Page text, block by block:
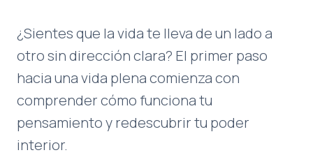
¿Sientes que la vida te lleva de un lado a
otro sin dirección clara? El primer paso
hacia una vida plena comienza con
comprender cómo funciona tu
pensamiento y redescubrir tu poder
interior.